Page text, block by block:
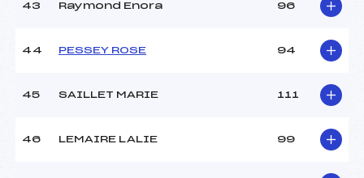
43 Raymond Enora 96
44 PESSEY ROSE 94
45 SAILLET MARIE 111
46 LEMAIRE LALIE 99